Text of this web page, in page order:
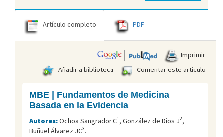
Artículo completo PDF
Imprimir
Añadir a biblioteca
Comentar este artículo
MBE | Fundamentos de Medicina
Basada en la Evidencia
Autores:Ochoa Sangrador C1, González de Dios J2,
Buñuel Álvarez JC3.